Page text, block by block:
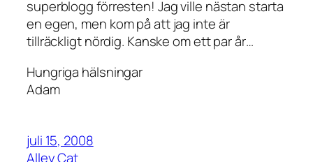
superblogg förresten! Jag ville nästan starta
en egen, men kom på att jag inte är
tillräckligt nördig. Kanske om ett par år…
Hungriga hälsningar
Adam
juli 15, 2008
Alley Cat